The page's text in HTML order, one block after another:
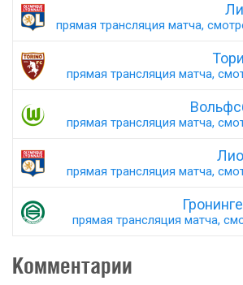
прямая трансляция матча,
прямая трансляция матча,
прямая трансляция матча,
прямая трансляция матча,
прямая трансляция матча,
Комментарии